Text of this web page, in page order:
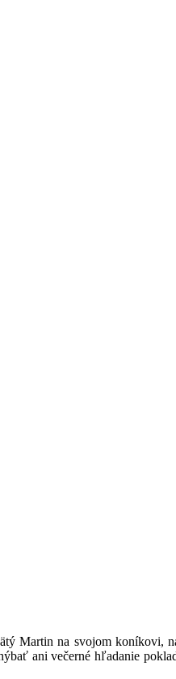
Martin na svojom koníkovi,
ani večerné hľadanie